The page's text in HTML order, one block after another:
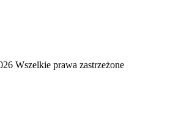
Wszelkie prawa zastrzeżone